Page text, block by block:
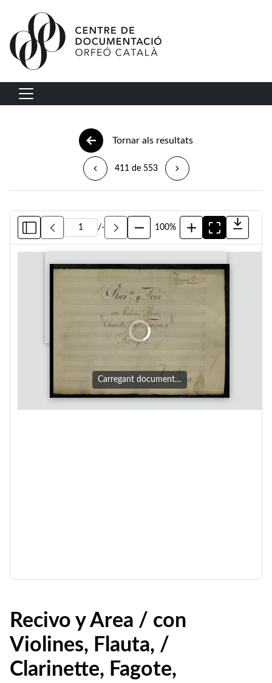
Vés al contingut
Navegació principal
Tornar als resultats
411 de 553
/- 100%
Carregant document…
Recivo y Area / con
Violines, Flauta, /
Clarinette, Fagote,